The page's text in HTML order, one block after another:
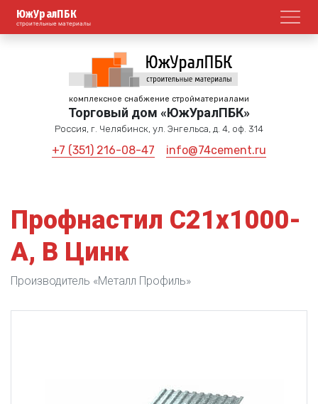
ЮжУралПБК
строительные материалы
комплексное снабжение стройматериалами
Торговый дом «ЮжУралПБК»
Россия, г. Челябинск, ул. Энгельса, д. 4, оф. 314
+7 (351) 216-08-47 info@74cement.ru
Профнастил С21х1000-
А, В Цинк
Производитель «Металл Профиль»